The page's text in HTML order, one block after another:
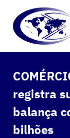
registra
balança
bilhões